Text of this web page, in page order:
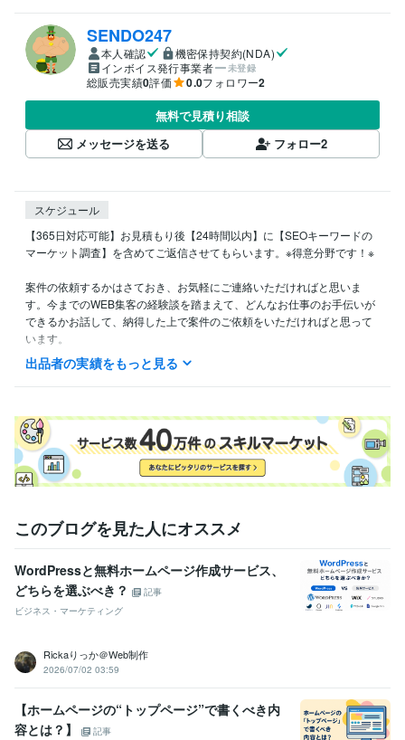
SENDO247
本人確認
機密保持契約(NDA)
インボイス発行事業者
未登録
総販売実績0評価 0.0フォロワー2
無料で見積り相談
メッセージを送る
フォロー2
スケジュール
【365日対応可能】お見積もり後【24時間以内】に【SEOキーワードの
マーケット調査】を含めてご返信させてもらいます。※得意分野です！※
案件の依頼するかはさておき、お気軽にご連絡いただければと思いま
す。今までのWEB集客の経験談を踏まえて、どんなお仕事のお手伝いが
できるかお話して、納得した上で案件のご依頼をいただければと思って
得意分野
出品者の実績をもっと見る
このブログを見た人にオススメ
WordPressと無料ホームページ作成サービス、
どちらを選ぶべき？
記事
ビジネス・マーケティング
Rickaりっか＠Web制作
2026/07/02 03:59
【ホームページの“トップページ”で書くべき内
容とは？】
記事